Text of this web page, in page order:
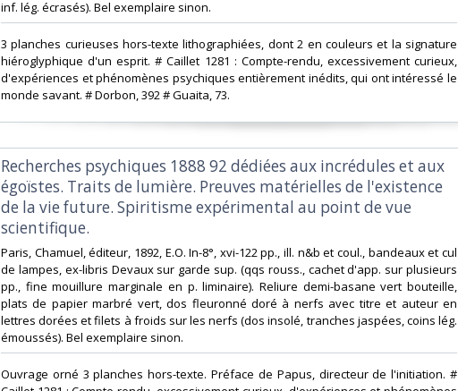
inf. lég. écrasés). Bel exemplaire sinon.‎
‎3 planches curieuses hors-texte lithographiées, dont 2 en couleurs et la signature
hiéroglyphique d'un esprit. # Caillet 1281 : Compte-rendu, excessivement curieux,
d'expériences et phénomènes psychiques entièrement inédits, qui ont intéressé le
monde savant. # Dorbon, 392 # Guaita, 73.‎
‎Recherches psychiques 1888 92 dédiées aux incrédules et aux
égoïstes. Traits de lumière. Preuves matérielles de l'existence
de la vie future. Spiritisme expérimental au point de vue
scientifique.‎
‎Paris, Chamuel, éditeur, 1892, E.O. In-8°, xvi-122 pp., ill. n&b et coul., bandeaux et cul
de lampes, ex-libris Devaux sur garde sup. (qqs rouss., cachet d'app. sur plusieurs
pp., fine mouillure marginale en p. liminaire). Reliure demi-basane vert bouteille,
plats de papier marbré vert, dos fleuronné doré à nerfs avec titre et auteur en
lettres dorées et filets à froids sur les nerfs (dos insolé, tranches jaspées, coins lég.
émoussés). Bel exemplaire sinon.‎
‎Ouvrage orné 3 planches hors-texte. Préface de Papus, directeur de l'initiation. #